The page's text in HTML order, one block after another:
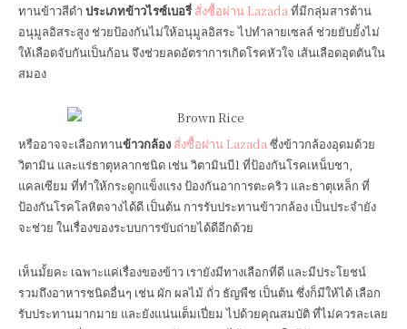
ทานข้าวสีดำ ประเภทข้าวไรซ์เบอรี่ สั่งซื้อผ่าน Lazadaที่มีกลุ่มสารต้าน
อนุมูลอิสระสูง ช่วยป้องกันไม่ให้อนุมูลอิสระ ไปทำลายเซลล์ ช่วยยับยั้งไม่
ให้เลือดจับกันเป็นก้อน จึงช่วยลดอัตราการเกิดโรคหัวใจ เส้นเลือดอุดตันใน
สมอง
หรืออาจจะเลือกทานข้าวกล้อง สั่งซื้อผ่าน Lazadaซึ่งข้าวกล้องอุดมด้วย
วิตามิน และแร่ธาตุหลากชนิด เช่น วิตามินบี1 ที่ป้องกันโรคเหน็บชา,
แคลเซียม ที่ทำให้กระดูกแข็งแรง ป้องกันอาการตะคริว และธาตุเหล็ก ที่
ป้องกันโรคโลหิตจางได้ดี เป็นต้น การรับประทานข้าวกล้อง เป็นประจำยัง
จะช่วย ในเรื่องของระบบการขับถ่ายได้ดีอีกด้วย
เห็นมั้ยคะ เฉพาะแค่เรื่องของข้าว เรายังมีทางเลือกที่ดี และมีประโยชน์
รวมถึงอาหารชนิดอื่นๆ เช่น ผัก ผลไม้ ถั่ว ธัญพืช เป็นต้น ซึ่งก็มีให้ได้ เลือก
รับประทานมากมาย และยังแน่นเต็มเปี่ยม ไปด้วยคุณสมบัติ ที่ไม่ควรละเลย